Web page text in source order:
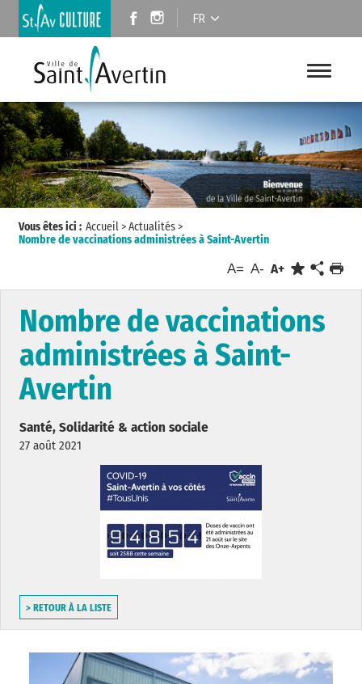
FR
Vous êtes ici : Accueil>Actualités>
Nombre de vaccinations administrées à Saint-Avertin
A= A- A+
Nombre de vaccinations
administrées à Saint-
Avertin
Santé, Solidarité & action sociale
27 août 2021
> RETOUR À LA LISTE